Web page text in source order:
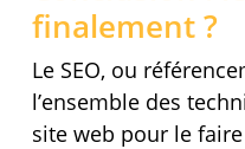
finalement ?
Le SEO, ou
l’ensemble des
site web pour le